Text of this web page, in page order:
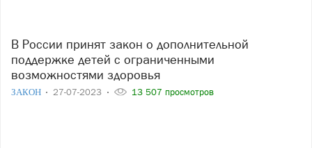
В России принят закон о дополнительной
поддержке детей с ограниченными
возможностями здоровья
ЗАКОН 27-07-2023 13 507 просмотров